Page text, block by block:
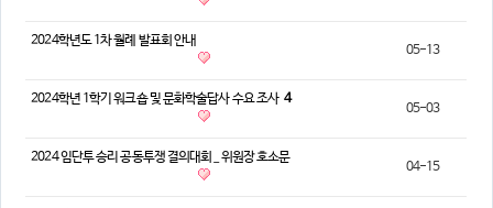
2024학년도 1차 월례 발표회 안내
05-13
2024학년 1학기 워크숍 및 문화학술답사 수요 조사 4
05-03
2024 임단투 승리 공동투쟁 결의대회 _ 위원장 호소문
04-15